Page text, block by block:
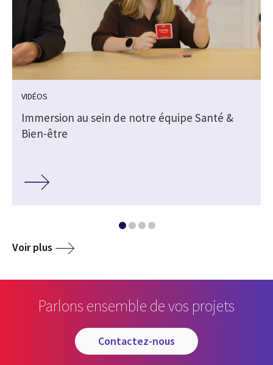
VIDÉOS
Immersion au sein de notre équipe Santé &
Bien-être
Voir plus
Parlons ensemble de vos projets
contactez-nous